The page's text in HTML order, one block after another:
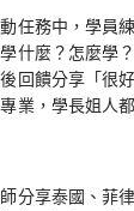
任務中，學員練
什麼？怎麼學？
回饋分享「很好
業，學長姐人都
分享泰國、菲律